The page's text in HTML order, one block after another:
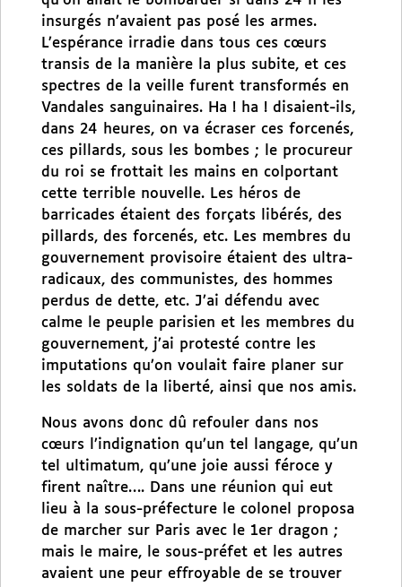
insurgés n’avaient pas posé les armes.
L’espérance irradie dans tous ces cœurs
transis de la manière la plus subite, et ces
spectres de la veille furent transformés en
Vandales sanguinaires. Ha ! ha ! disaient-ils,
dans 24 heures, on va écraser ces forcenés,
ces pillards, sous les bombes ; le procureur
du roi se frottait les mains en colportant
cette terrible nouvelle. Les héros de
barricades étaient des forçats libérés, des
pillards, des forcenés, etc. Les membres du
gouvernement provisoire étaient des ultra-
radicaux, des communistes, des hommes
perdus de dette, etc. J’ai défendu avec
calme le peuple parisien et les membres du
gouvernement, j’ai protesté contre les
imputations qu’on voulait faire planer sur
les soldats de la liberté, ainsi que nos amis.
Nous avons donc dû refouler dans nos
cœurs l’indignation qu’un tel langage, qu’un
tel ultimatum, qu’une joie aussi féroce y
firent naître…. Dans une réunion qui eut
lieu à la sous-préfecture le colonel proposa
de marcher sur Paris avec le 1er dragon ;
mais le maire, le sous-préfet et les autres
avaient une peur effroyable de se trouver